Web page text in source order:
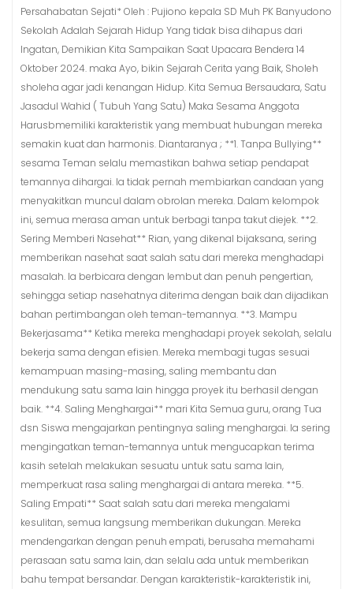
Persahabatan Sejati* Oleh : Pujiono kepala SD Muh PK Banyudono
Sekolah Adalah Sejarah Hidup Yang tidak bisa dihapus dari
Ingatan, Demikian Kita Sampaikan Saat Upacara Bendera 14
Oktober 2024. maka Ayo, bikin Sejarah Cerita yang Baik, Sholeh
sholeha agar jadi kenangan Hidup. Kita Semua Bersaudara, Satu
Jasadul Wahid ( Tubuh Yang Satu) Maka Sesama Anggota
Harusbmemiliki karakteristik yang membuat hubungan mereka
semakin kuat dan harmonis. Diantaranya ; **1. Tanpa Bullying**
sesama Teman selalu memastikan bahwa setiap pendapat
temannya dihargai. Ia tidak pernah membiarkan candaan yang
menyakitkan muncul dalam obrolan mereka. Dalam kelompok
ini, semua merasa aman untuk berbagi tanpa takut diejek. **2.
Sering Memberi Nasehat** Rian, yang dikenal bijaksana, sering
memberikan nasehat saat salah satu dari mereka menghadapi
masalah. Ia berbicara dengan lembut dan penuh pengertian,
sehingga setiap nasehatnya diterima dengan baik dan dijadikan
bahan pertimbangan oleh teman-temannya. **3. Mampu
Bekerjasama** Ketika mereka menghadapi proyek sekolah, selalu
bekerja sama dengan efisien. Mereka membagi tugas sesuai
kemampuan masing-masing, saling membantu dan
mendukung satu sama lain hingga proyek itu berhasil dengan
baik. **4. Saling Menghargai** mari Kita Semua guru, orang Tua
dsn Siswa mengajarkan pentingnya saling menghargai. Ia sering
mengingatkan teman-temannya untuk mengucapkan terima
kasih setelah melakukan sesuatu untuk satu sama lain,
memperkuat rasa saling menghargai di antara mereka. **5.
Saling Empati** Saat salah satu dari mereka mengalami
kesulitan, semua langsung memberikan dukungan. Mereka
mendengarkan dengan penuh empati, berusaha memahami
perasaan satu sama lain, dan selalu ada untuk memberikan
bahu tempat bersandar. Dengan karakteristik-karakteristik ini,